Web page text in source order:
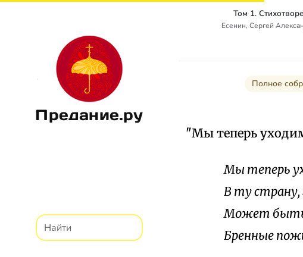
Предание.ру
Том 1.
Есенин, Сергей
Полное
"Мы теперь
Мы теперь
В ту страну,
Может быть,
Бренные